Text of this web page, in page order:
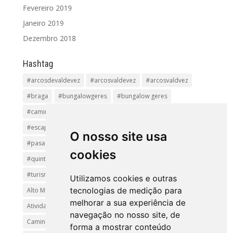
O nosso site usa
cookies
Utilizamos cookies e outras
tecnologias de medição para
melhorar a sua experiência de
navegação no nosso site, de
forma a mostrar conteúdo
Fevereiro 2019
Janeiro 2019
Dezembro 2018
Hashtag
#arcosdevaldevez #arcosvaldevez
#arcosvaldvez
#braga
#bungalowgeres
#bungalow geres
#caminhadas
#escapadinha
#pasadiços
#passadiçosdovez
#penedageres
#quintalamosa
#religião
#turismoreligioso
#turismorural
#vianadocastelo
Alto Minho
Arcos de Valdevez.
Arcos Valdevez
Atividades e Passeios
aventura
Caminhadas e Passeio
Caminho de Santiago
Caminho Minhoto Ribeiro